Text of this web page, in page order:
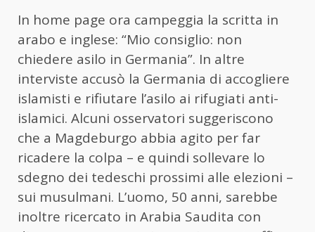
In home page ora campeggia la scritta in
arabo e inglese: “Mio consiglio: non
chiedere asilo in Germania”. In altre
interviste accusò la Germania di accogliere
islamisti e rifiutare l’asilo ai rifugiati anti-
islamici. Alcuni osservatori suggeriscono
che a Magdeburgo abbia agito per far
ricadere la colpa – e quindi sollevare lo
sdegno dei tedeschi prossimi alle elezioni –
sui musulmani. L’uomo, 50 anni, sarebbe
inoltre ricercato in Arabia Saudita con